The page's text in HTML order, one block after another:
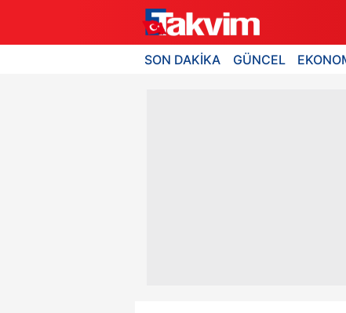
SON DAKİKA GÜNCEL